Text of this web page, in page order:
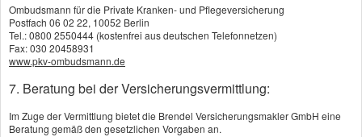
·Für wen sinnvoll?
·Risiko Berufsunfähigkeit
·Die Kosten
·Berufsunfähigkeitsvergleich
·Aufgepasst!
·Der richtige Vertrag
Ombudsmann für die Private Kranken- und Pflegeversicherung
Postfach 06 02 22, 10052 Berlin
Tel.: 0800 2550444 (kostenfrei aus deutschen Telefonnetzen)
Fax: 030 20458931
www.pkv-ombudsmann.de
7. Beratung bei der Versicherungsvermittlung:
Im Zuge der Vermittlung bietet die Brendel Versicherungsmakler GmbH eine
Beratung gemäß den gesetzlichen Vorgaben an.